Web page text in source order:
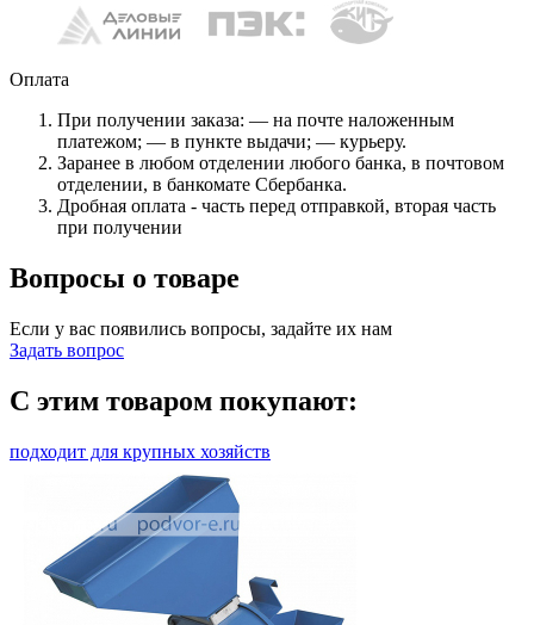
Оплата
При получении заказа: — на почте наложенным
платежом; — в пункте выдачи; — курьеру.
Заранее в любом отделении любого банка, в почтовом
отделении, в банкомате Сбербанка.
Дробная оплата - часть перед отправкой, вторая часть
при получении
Вопросы о товаре
Если у вас появились вопросы, задайте их нам
Задать вопрос
С этим товаром покупают:
подходит для крупных хозяйств